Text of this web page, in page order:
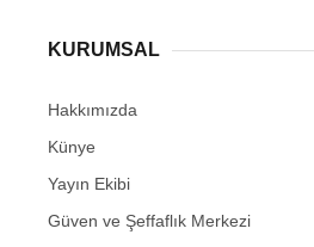
KURUMSAL
Hakkımızda
Künye
Yayın Ekibi
Güven ve Şeffaflık Merkezi